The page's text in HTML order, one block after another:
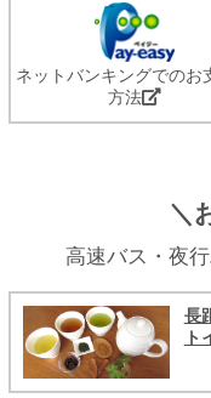
ネットバンキングでのお
方法
＼
高速バス・夜
長
ト